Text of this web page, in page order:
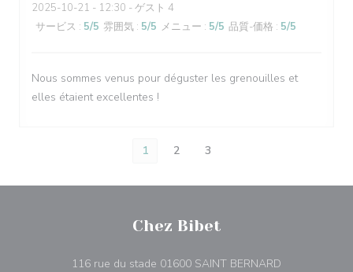
2025-10-21 - 12:30 - ゲスト 4
サービス : 5/5 雰囲気 : 5/5 メニュー : 5/5 品質-価格 : 5/5
Nous sommes venus pour déguster les grenouilles et
elles étaient excellentes !
1 2 3
Chez Bibet
116 rue du stade 01600 SAINT BERNARD